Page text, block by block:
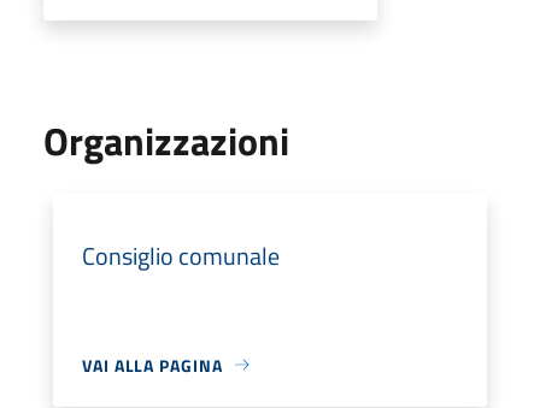
Organizzazioni
Consiglio comunale
VAI ALLA PAGINA